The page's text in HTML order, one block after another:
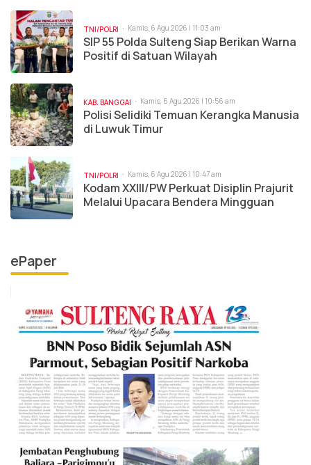
TNI/POLRI Kamis, 6 Agu 2026 | 11:03 am
SIP 55 Polda Sulteng Siap Berikan Warna
Positif di Satuan Wilayah
KAB. BANGGAI Kamis, 6 Agu 2026 | 10:56 am
Polisi Selidiki Temuan Kerangka Manusia
di Luwuk Timur
TNI/POLRI Kamis, 6 Agu 2026 | 10:47 am
Kodam XXIII/PW Perkuat Disiplin Prajurit
Melalui Upacara Bendera Mingguan
ePaper